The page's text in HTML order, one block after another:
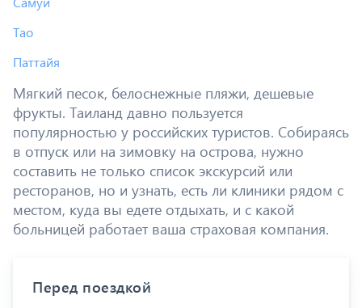
Тао
Паттайя
Мягкий песок, белоснежные пляжи, дешевые
фрукты. Таиланд давно пользуется
популярностью у российских туристов. Собираясь
в отпуск или на зимовку на острова, нужно
составить не только список экскурсий или
ресторанов, но и узнать, есть ли клиники рядом с
местом, куда вы едете отдыхать, и с какой
больницей работает ваша страховая компания.
Перед поездкой